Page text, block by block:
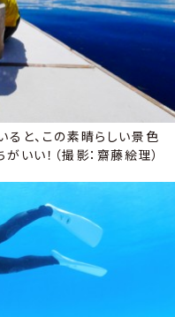
ると、この素晴らしい景色
いい！（撮影：齋藤絵理）